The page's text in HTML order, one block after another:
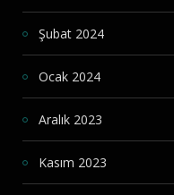
Şubat 2024
Ocak 2024
Aralık 2023
Kasım 2023